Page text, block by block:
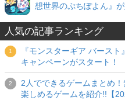
想世界のぷちぽよん』が
人気の記事ランキング
『モンスターギア バース
キャンペーンがスタート！
2人でできるゲームまとめ
楽しめるゲームを紹介!!【